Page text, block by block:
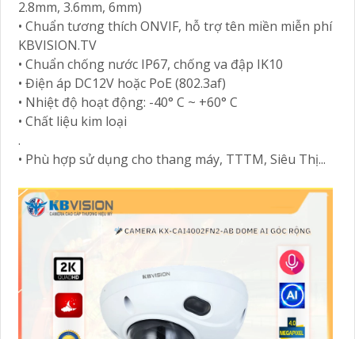
2.8mm, 3.6mm, 6mm)
• Chuẩn tương thích ONVIF, hỗ trợ tên miền miễn phí
KBVISION.TV
• Chuẩn chống nước IP67, chống va đập IK10
• Điện áp DC12V hoặc PoE (802.3af)
• Nhiệt độ hoạt động: -40° C ~ +60° C
• Chất liệu kim loại
.
• Phù hợp sử dụng cho thang máy, TTTM, Siêu Thị...